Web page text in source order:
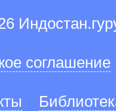
соглашение